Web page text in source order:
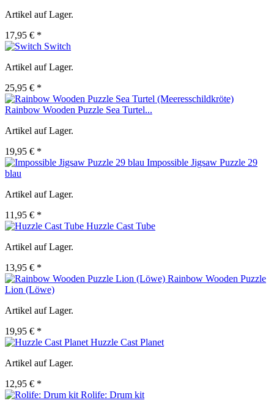
Artikel auf Lager.
17,95 € *
Switch
Artikel auf Lager.
25,95 € *
Rainbow Wooden Puzzle Sea Turtel...
Artikel auf Lager.
19,95 € *
Impossible Jigsaw Puzzle 29
blau
Artikel auf Lager.
11,95 € *
Huzzle Cast Tube
Artikel auf Lager.
13,95 € *
Rainbow Wooden Puzzle
Lion (Löwe)
Artikel auf Lager.
19,95 € *
Huzzle Cast Planet
Artikel auf Lager.
12,95 € *
Rolife: Drum kit